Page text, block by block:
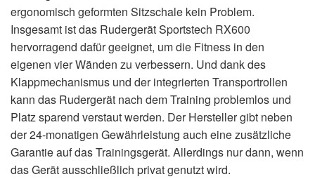
ergonomisch geformten Sitzschale kein Problem.
Insgesamt ist das Rudergerät Sportstech RX600
hervorragend dafür geeignet, um die Fitness in den
eigenen vier Wänden zu verbessern. Und dank des
Klappmechanismus und der integrierten Transportrollen
kann das Rudergerät nach dem Training problemlos und
Platz sparend verstaut werden. Der Hersteller gibt neben
der 24-monatigen Gewährleistung auch eine zusätzliche
Garantie auf das Trainingsgerät. Allerdings nur dann, wenn
das Gerät ausschließlich privat genutzt wird.